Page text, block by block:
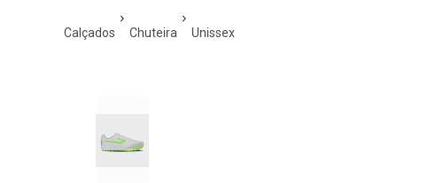
calçados chuteira unissex